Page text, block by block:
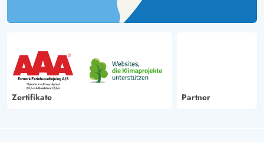
Zertifikate Partner